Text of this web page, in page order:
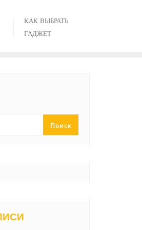
КАК ВЫБРАТЬ
ГАДЖЕТ
Поиск